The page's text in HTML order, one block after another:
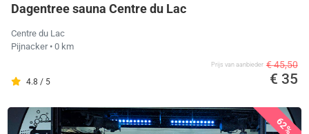
Dagentree sauna Centre du Lac
Centre du Lac
Pijnacker • 0 km
4.8 / 5
Prijs van aanbieder € 45,50
€ 35
62%